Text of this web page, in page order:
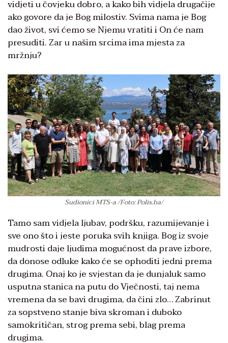
vidjeti u čovjeku dobro, a kako bih vidjela drugačije
ako govore da je Bog milostiv. Svima nama je Bog
dao život, svi ćemo se Njemu vratiti i On će nam
presuditi. Zar u našim srcima ima mjesta za
mržnju?
Sudionici MTS-a /Foto: Polis.ba/
Tamo sam vidjela ljubav, podršku, razumijevanje i
sve ono što i jeste poruka svih knjiga. Bog iz svoje
mudrosti daje ljudima mogućnost da prave izbore,
da donose odluke kako će se ophoditi jedni prema
drugima. Onaj ko je svjestan da je dunjaluk samo
usputna stanica na putu do Vječnosti, taj nema
vremena da se bavi drugima, da čini zlo… Zabrinut
za sopstveno stanje biva skroman i duboko
samokritičan, strog prema sebi, blag prema
drugima.